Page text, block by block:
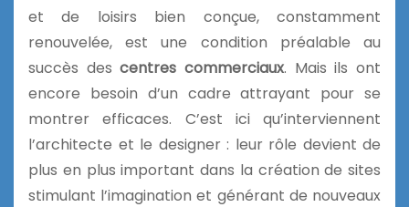
et de loisirs bien conçue, constamment
renouvelée, est une condition préalable au
succès des centres commerciaux. Mais ils ont
encore besoin d’un cadre attrayant pour se
montrer efficaces. C’est ici qu’interviennent
l’architecte et le designer : leur rôle devient de
plus en plus important dans la création de sites
stimulant l’imagination et générant de nouveaux